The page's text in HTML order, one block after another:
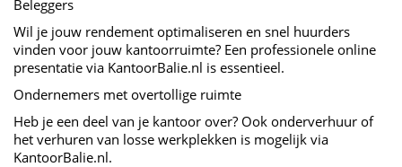
Beleggers
Wil je jouw rendement optimaliseren en snel huurders
vinden voor jouw kantoorruimte? Een professionele online
presentatie via KantoorBalie.nl is essentieel.
Ondernemers met overtollige ruimte
Heb je een deel van je kantoor over? Ook onderverhuur of
het verhuren van losse werkplekken is mogelijk via
KantoorBalie.nl.